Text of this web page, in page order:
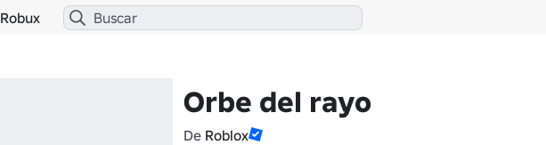
Robux
Orbe del rayo
De Roblox